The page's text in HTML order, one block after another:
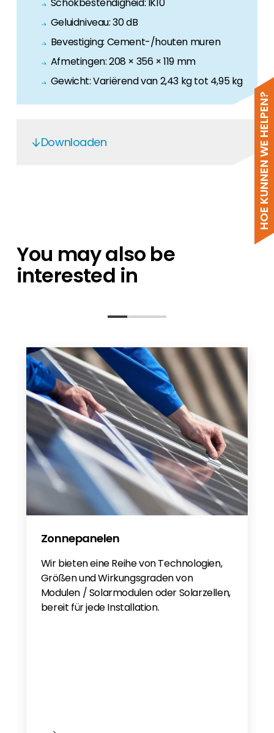
HOE KUNNEN WE HELPEN?
Geluidniveau: 30 dB
Bevestiging: Cement-/houten muren
Afmetingen: 208 × 356 × 119 mm
Gewicht: Variërend van 2,43 kg tot 4,95 kg
Downloaden
Anker Solix V1 EV smart charger En 2025
Anker Solix EV Smart charger Cable
Charger EN
EN60309 Plug Certification Anker SOLIX
EV Charger EN
Anker SOLIX EV Charger
Anker Solix V1 DE
IEC61851 Anker SOLIX EV Charger
You may also be
interested in
Zonnepanelen
Wir bieten eine Reihe von Technologien,
Größen und Wirkungsgraden von
Modulen / Solarmodulen oder Solarzellen,
bereit für jede Installation.